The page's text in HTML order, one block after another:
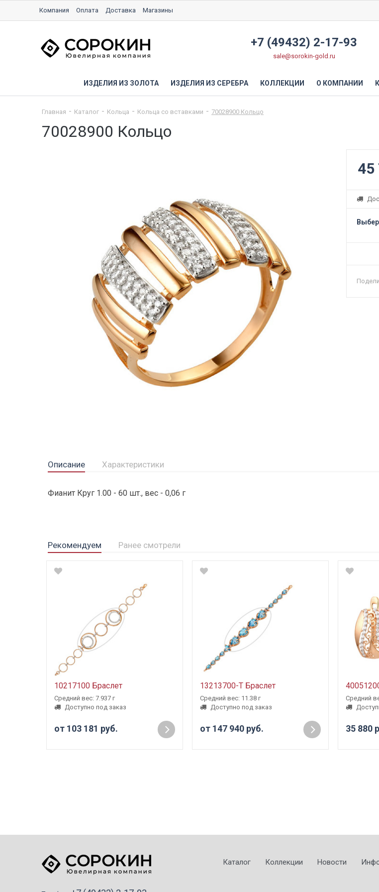
Компания Оплата Доставка Магазины
+7 (49432) 2-17-93
sale@sorokin-gold.ru
ИЗДЕЛИЯ ИЗ ЗОЛОТА ИЗДЕЛИЯ ИЗ СЕРЕБРА КОЛЛЕКЦИИ О КОМПАНИИ
Главная Каталог Кольца Кольца со вставками 70028900 Кольцо
70028900 Кольцо
45
Описание Характеристики
Фианит Круг 1.00 - 60 шт., вес - 0,06 г
Рекомендуем Ранее смотрели
10217100 Браслет
Средний вес: 7.937 г
Доступно под заказ
от 103 181 руб.
13213700-Т Браслет
Средний вес: 11.38 г
Доступно под заказ
от 147 940 руб.
Средний
35 880
Каталог Коллекции Новости